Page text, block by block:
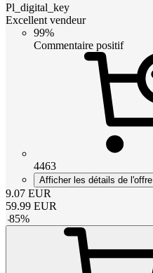
Pl_digital_key
Excellent vendeur
99%
Commentaire positif
4463
Afficher les détails de l'offre
9.07 EUR
59.99 EUR
-85%